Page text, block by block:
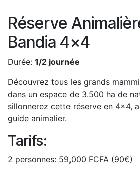
Réserve
Bandia 4x4
Durée: 1/2 journée
Découvrez tous les grands
dans un espace de 3.500 ha de
sillonnerez cette réserve en 4x4,
guide animalier.
Tarifs:
2 personnes: 59,000 FCFA (90€)